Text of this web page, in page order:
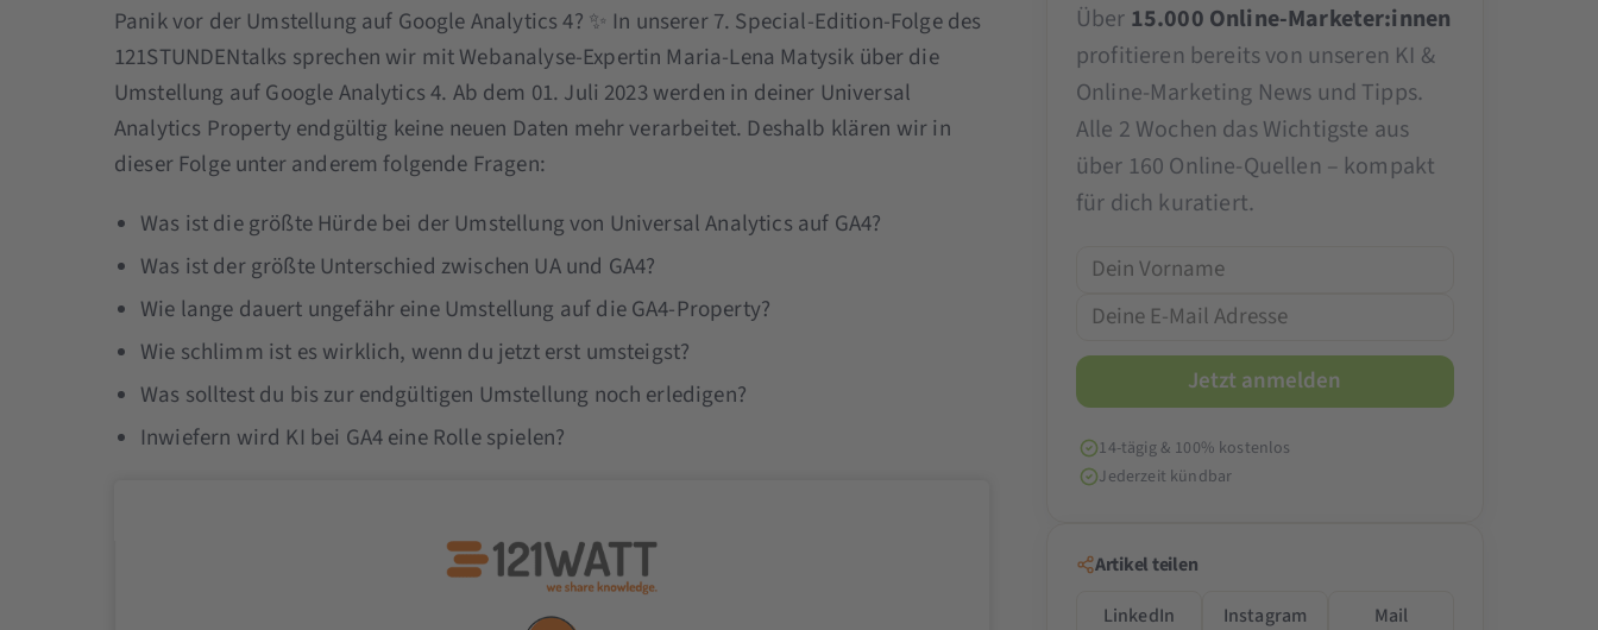
Panik vor der Umstellung auf Google Analytics 4? ✨ In unserer 7. Special-Edition-Folge des
121STUNDENtalks sprechen wir mit Webanalyse-Expertin Maria-Lena Matysik über die
Umstellung auf Google Analytics 4. Ab dem 01. Juli 2023 werden in deiner Universal
Analytics Property endgültig keine neuen Daten mehr verarbeitet. Deshalb klären wir in
dieser Folge unter anderem folgende Fragen:
Was ist die größte Hürde bei der Umstellung von Universal Analytics auf GA4?
Was ist der größte Unterschied zwischen UA und GA4?
Wie lange dauert ungefähr eine Umstellung auf die GA4-Property?
Wie schlimm ist es wirklich, wenn du jetzt erst umsteigst?
Was solltest du bis zur endgültigen Umstellung noch erledigen?
Inwiefern wird KI bei GA4 eine Rolle spielen?
Über 15.000 Online-Marketer:innen
profitieren bereits von unseren KI &
Online-Marketing News und Tipps.
Alle 2 Wochen das Wichtigste aus
über 160 Online-Quellen – kompakt
für dich kuratiert.
14-tägig & 100% kostenlos
Jederzeit kündbar
Artikel teilen
LinkedIn
Instagram Mail